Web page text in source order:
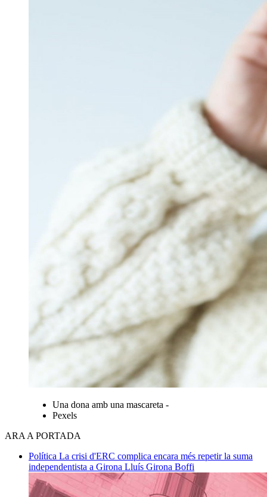
Una dona amb una mascareta -
Pexels
ARA A PORTADA
Política La crisi d'ERC complica encara més repetir la suma
independentista a Girona Lluís Girona Boffi